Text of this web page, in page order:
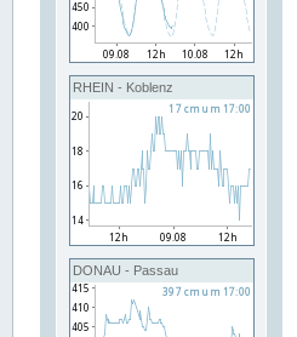
RHEIN - Koblenz
DONAU - Passau